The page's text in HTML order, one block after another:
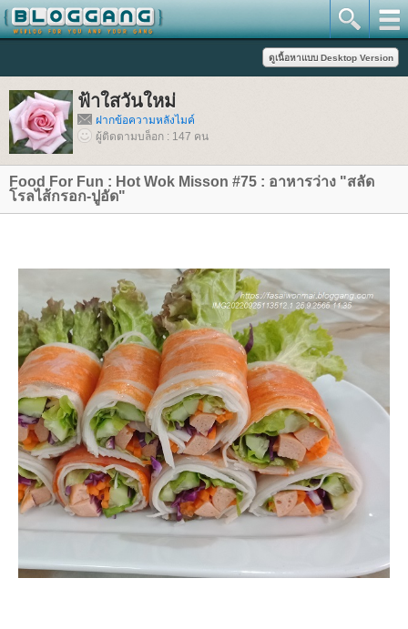
ฟ้าใสวันใหม่
ฝากข้อความหลังไมค์
ผู้ติดตามบล็อก : 147 คน
Food For Fun : Hot Wok Misson #75 : อาหารว่าง "สลัด
รลไส้กรอก-ปูอัด"